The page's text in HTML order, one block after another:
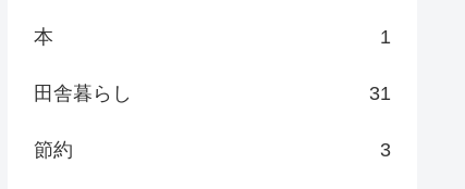
本 1
田舎暮らし 31
節約 3